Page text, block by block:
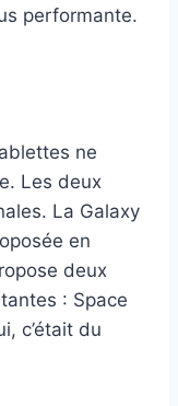
performante.
ne
Les deux
La Galaxy
en
deux
: Space
c’était du